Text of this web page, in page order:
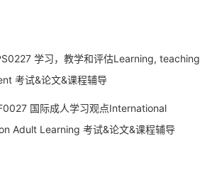
学习，教学和评估Learning, teaching
考试&论文&课程辅导
国际成人学习观点International
Adult Learning 考试&论文&课程辅导